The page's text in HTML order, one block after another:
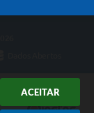
ACEITAR